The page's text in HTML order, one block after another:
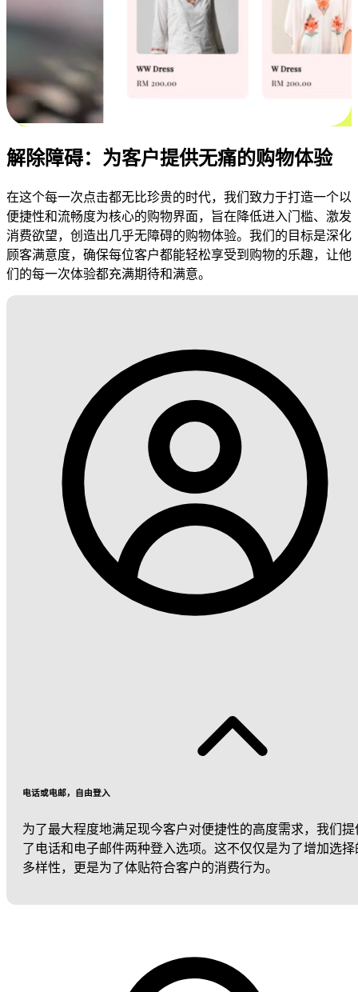
解除障碍：为客户提供无痛的购物体验
在这个每一次点击都无比珍贵的时代，我们致力于打造一个以
便捷性和流畅度为核心的购物界面，旨在降低进入门槛、激发
消费欲望，创造出几乎无障碍的购物体验。我们的目标是深化
顾客满意度，确保每位客户都能轻松享受到购物的乐趣，让他
们的每一次体验都充满期待和满意。
电话或电邮，自由登入
为了最大程度地满足现今客户对便捷性的高度需求，我们提
了电话和电子邮件两种登入选项。这不仅仅是为了增加选择
多样性，更是为了体贴符合客户的消费行为。